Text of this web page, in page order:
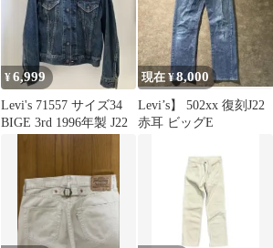
¥6,999
Levi's 71557 サイズ34
BIGE 3rd 1996年製 J22
現在 ¥8,000
Levi’s】 502xx 復刻J22
赤耳 ビッグE